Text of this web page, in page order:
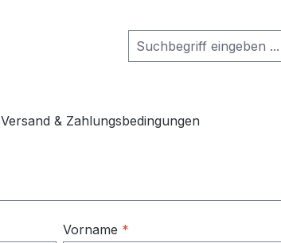
Versand & Zahlungsbedingungen
Vorname *